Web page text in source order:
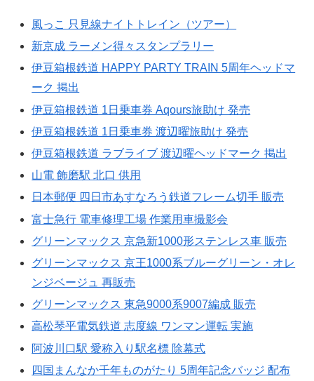
風っこ 只見線ナイトトレイン（ツアー）
新京成 ラーメン得々スタンプラリー
伊豆箱根鉄道 HAPPY PARTY TRAIN 5周年ヘッドマ
ーク 掲出
伊豆箱根鉄道 1日乗車券 Aqours旅助け 発売
伊豆箱根鉄道 1日乗車券 渡辺曜旅助け 発売
伊豆箱根鉄道 ラブライブ 渡辺曜ヘッドマーク 掲出
山電 飾磨駅 北口 供用
日本郵便 四日市あすなろう鉄道フレーム切手 販売
富士急行 電車修理工場 作業用車撮影会
グリーンマックス 京急新1000形ステンレス車 販売
グリーンマックス 京王1000系ブルーグリーン・オレ
ンジベージュ 再販売
グリーンマックス 東急9000系9007編成 販売
高松琴平電気鉄道 志度線 ワンマン運転 実施
阿波川口駅 愛称入り駅名標 除幕式
四国まんなか千年ものがたり 5周年記念バッジ 配布